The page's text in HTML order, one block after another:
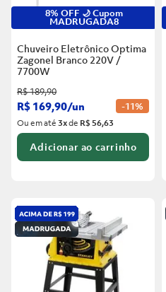
8% OFF 🌙 Cupom
MADRUGADA8
Chuveiro Eletrônico Optima
Zagonel Branco 220V /
7700W
R$189,90
R$ 169,90/un -11%
Ou em até3xde R$ 56,63
Adicionar ao carrinho